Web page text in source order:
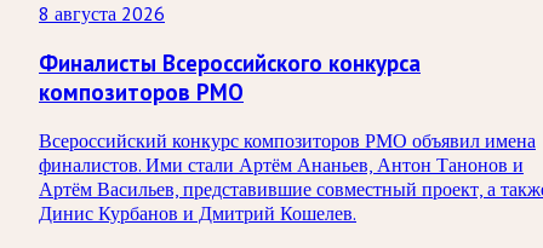
8 августа 2026
Финалисты Всероссийского конкурса
композиторов РМО
Всероссийский конкурс композиторов РМО объявил имена
финалистов. Ими стали Артём Ананьев, Антон Танонов и
Артём Васильев, представившие совместный проект, а
Динис Курбанов и Дмитрий Кошелев.